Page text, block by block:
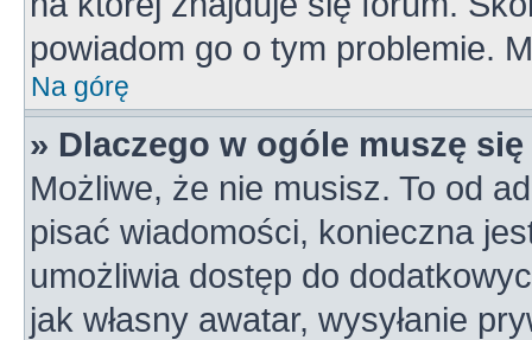
powiadom go o tym problemie.
Na górę
» Dlaczego w ogóle muszę
Możliwe, że nie musisz. To od
pisać wiadomości, konieczna
umożliwia dostęp do
jak własny awatar, wysyłanie